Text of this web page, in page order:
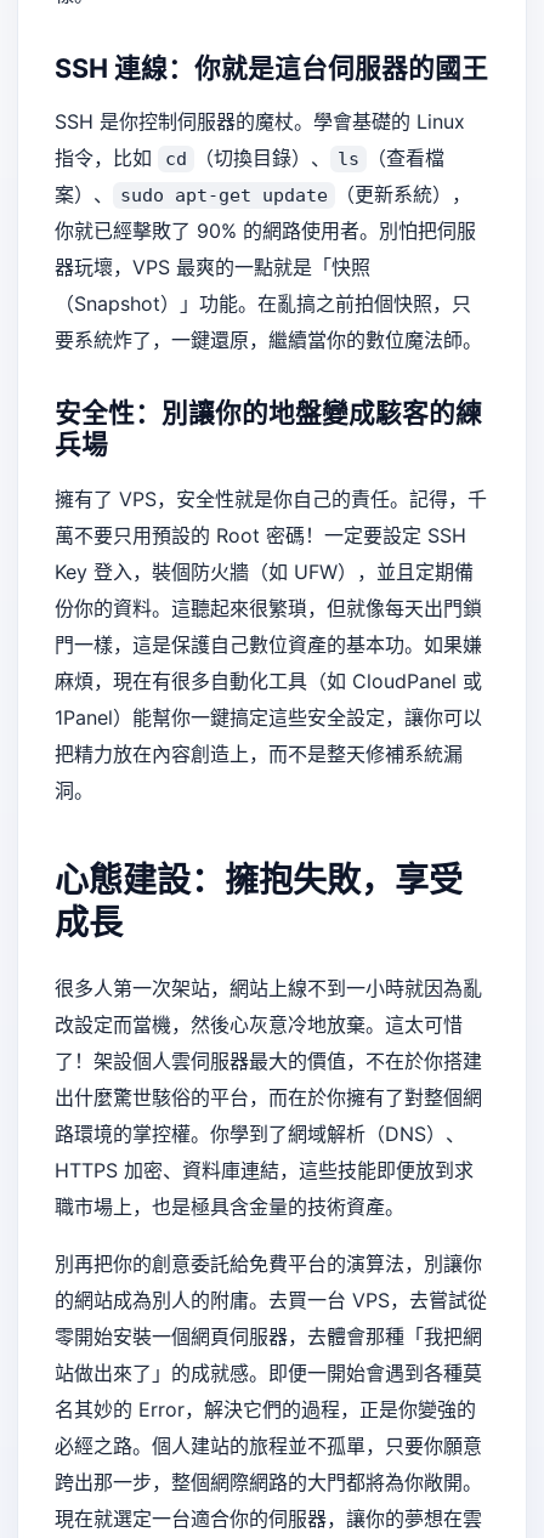
SSH 連線：你就是這台伺服器的國王
SSH 是你控制伺服器的魔杖。學會基礎的 Linux
指令，比如
cd （切換目錄）、 ls
（查看檔
案）、
sudo apt-get update
（更新系統），
你就已經擊敗了 90% 的網路使用者。別怕把伺服
器玩壞，VPS 最爽的一點就是「快照
（Snapshot）」功能。在亂搞之前拍個快照，只
要系統炸了，一鍵還原，繼續當你的數位魔法師。
安全性：別讓你的地盤變成駭客的練
兵場
擁有了 VPS，安全性就是你自己的責任。記得，千
萬不要只用預設的 Root 密碼！一定要設定 SSH
Key 登入，裝個防火牆（如 UFW），並且定期備
份你的資料。這聽起來很繁瑣，但就像每天出門鎖
門一樣，這是保護自己數位資產的基本功。如果嫌
麻煩，現在有很多自動化工具（如 CloudPanel 或
1Panel）能幫你一鍵搞定這些安全設定，讓你可以
把精力放在內容創造上，而不是整天修補系統漏
洞。
心態建設：擁抱失敗，享受
成長
很多人第一次架站，網站上線不到一小時就因為亂
改設定而當機，然後心灰意冷地放棄。這太可惜
了！架設個人雲伺服器最大的價值，不在於你搭建
出什麼驚世駭俗的平台，而在於你擁有了對整個網
路環境的掌控權。你學到了網域解析（DNS）、
HTTPS 加密、資料庫連結，這些技能即便放到求
職市場上，也是極具含金量的技術資產。
別再把你的創意委託給免費平台的演算法，別讓你
的網站成為別人的附庸。去買一台 VPS，去嘗試從
零開始安裝一個網頁伺服器，去體會那種「我把網
站做出來了」的成就感。即便一開始會遇到各種莫
名其妙的 Error，解決它們的過程，正是你變強的
必經之路。個人建站的旅程並不孤單，只要你願意
跨出那一步，整個網際網路的大門都將為你敞開。
現在就選定一台適合你的伺服器，讓你的夢想在雲